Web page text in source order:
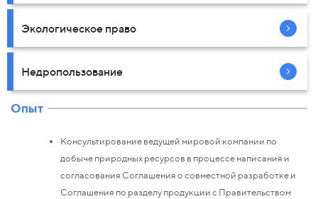
Экологическое право
Недропользование
Опыт
Консультирование ведущей мировой компании по
добыче природных ресурсов в процессе написания и
согласования Соглашения о совместной разработке и
Соглашения по разделу продукции с Правительством